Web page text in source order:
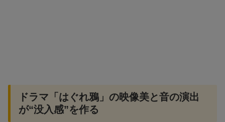
ドラマ「はぐれ鴉」の映像美と音の演出
が“没入感”を作る